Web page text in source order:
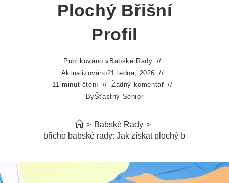
Plochý Břišní
Profil
Publikováno v Babské Rady
Aktualizováno21 ledna, 2026
11 minut čtení
Žádný komentář
ByŠťastný Senior
> Babské Rady >
Nafouklé břicho babské rady: Jak získat plochý břišní profil